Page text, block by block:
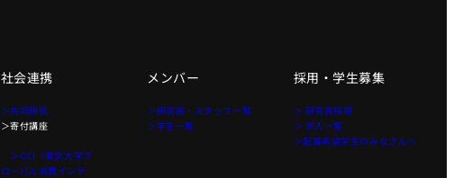
社会連携
＞共同研究
＞寄付講座
＞GCI（東京大学グ
ローバル消費インテ
メンバー
＞研究員・スタッフ一覧
＞学生一覧
採用・学生募集
＞ 研究員採用
＞ 求人一覧
＞配属希望学生のみなさんへ